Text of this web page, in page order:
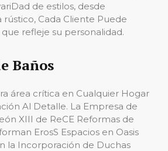
de estilos, desde
rústico, Cada Cliente Puede
refleje su personalidad.
Baños
área crítica en Cualquier Hogar
Al Detalle. La Empresa de
XIII de ReCE Reformas de
ErosS Espacios en Oasis
la Incorporación de Duchas